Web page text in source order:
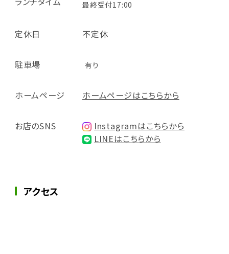
最終受付17:00
定休日 不定休
駐車場 有り
ホームページ ホームページはこちらから
お店のSNS
Instagramはこちらから
LINEはこちらから
アクセス